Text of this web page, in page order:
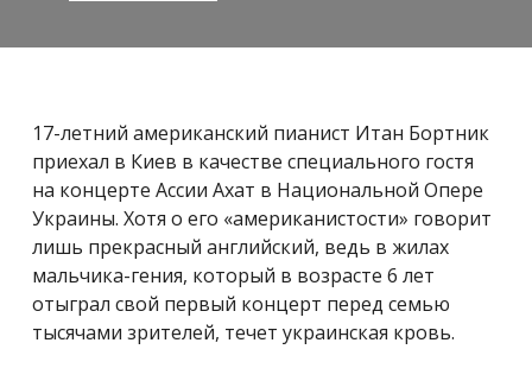
17-летний американский пианист Итан Бортник
приехал в Киев в качестве специального гостя
на концерте Ассии Ахат в Национальной Опере
Украины. Хотя о его «американистости» говорит
лишь прекрасный английский, ведь в жилах
мальчика-гения, который в возрасте 6 лет
отыграл свой первый концерт перед семью
тысячами зрителей, течет украинская кровь.